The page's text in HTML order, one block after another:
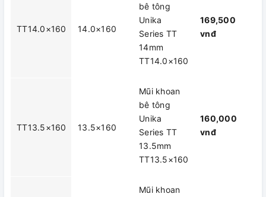
TT14.0×160 14.0×160
bê tông
Unika
Series TT
14mm
TT14.0×160
169,500
vnđ
TT13.5×160 13.5×160
Mũi khoan
bê tông
Unika
Series TT
13.5mm
TT13.5×160
160,000
vnđ
Mũi khoan